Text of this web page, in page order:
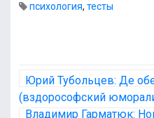
психология, тесты
Н
а
Юрий Тубольцев: Де
(вздорософский
Владимир Гарматюк: